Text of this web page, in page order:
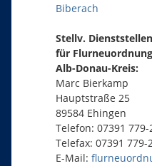
Biberach
Stellv.
für Flurneuordnung
Alb-Donau-Kreis:
Marc Bierkamp
Hauptstraße 25
89584 Ehingen
Telefon: 07391 779-
Telefax: 07391 779-
E-Mail: